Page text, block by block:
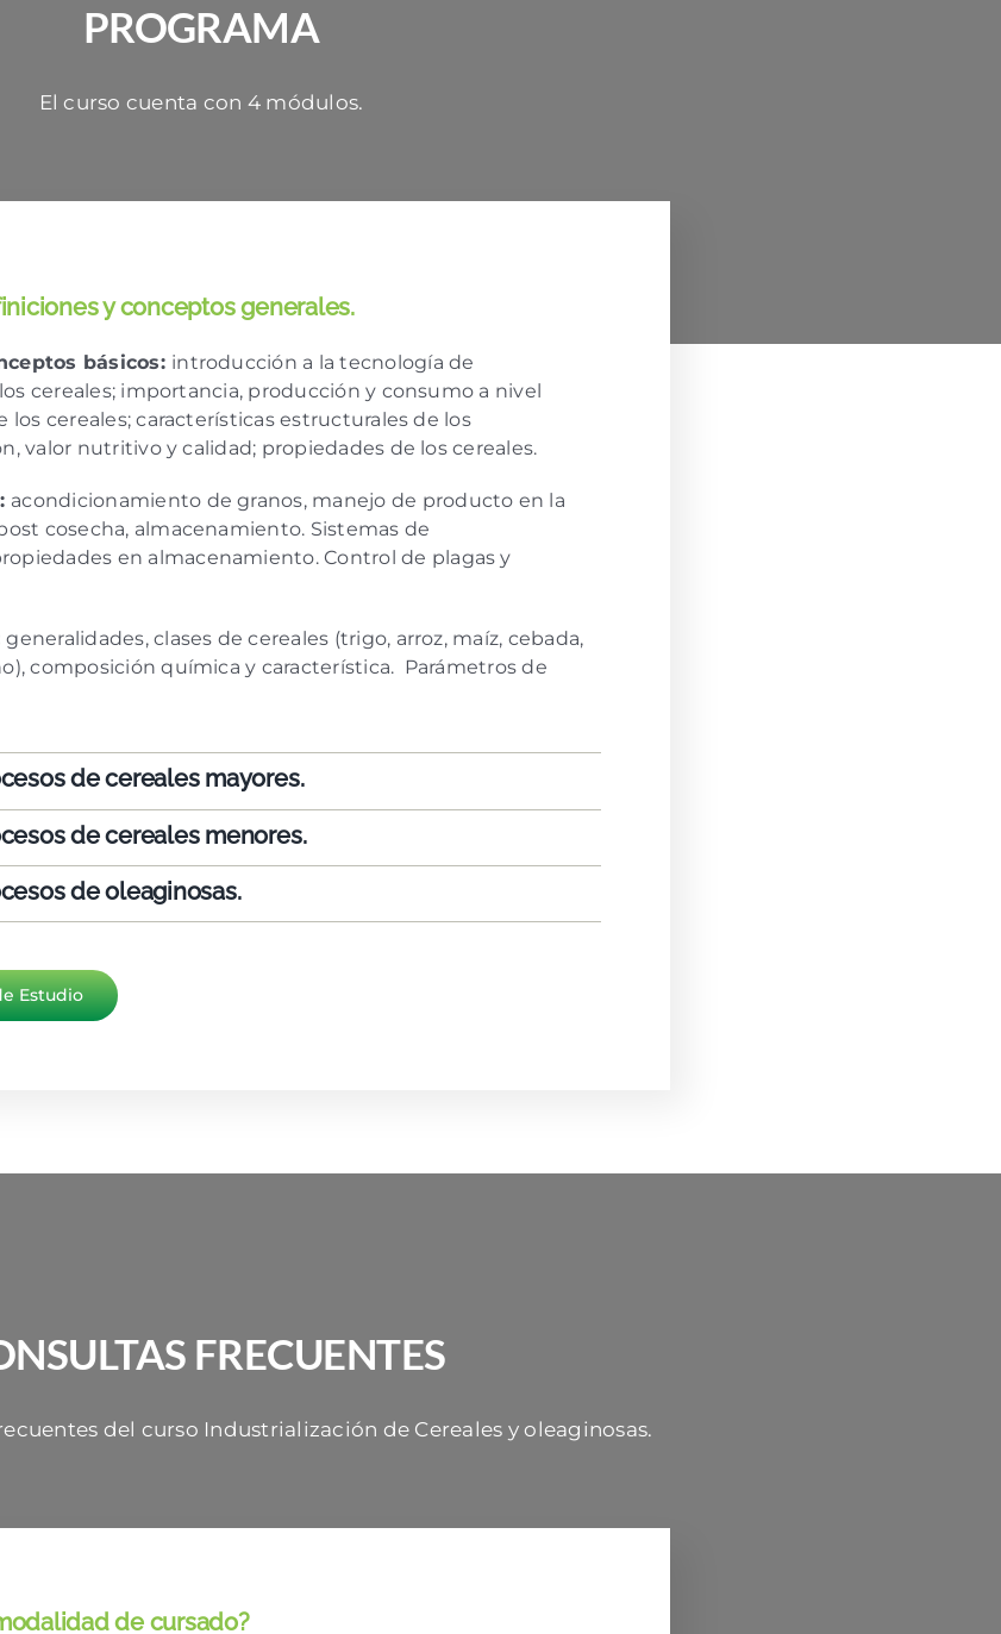
PROGRAMA
El curso cuenta con 4 módulos.
y conceptos generales.
básicos: introducción a la tecnología de
cereales; importancia, producción y consumo a nivel
los cereales; características estructurales de los
valor nutritivo y calidad; propiedades de los cereales.
acondicionamiento de granos, manejo de producto en la
cosecha, almacenamiento. Sistemas de
en almacenamiento. Control de plagas y
generalidades, clases de cereales (trigo, arroz, maíz, cebada,
composición química y característica. Parámetros de
de cereales mayores.
de cereales menores.
de oleaginosas.
Estudio
FRECUENTES
del curso Industrialización de Cereales y oleaginosas.
de cursado?
Resolvemos tus dudas al instante!